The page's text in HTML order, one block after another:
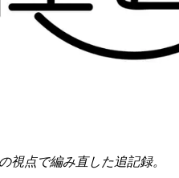
視点で編み直した追記録。